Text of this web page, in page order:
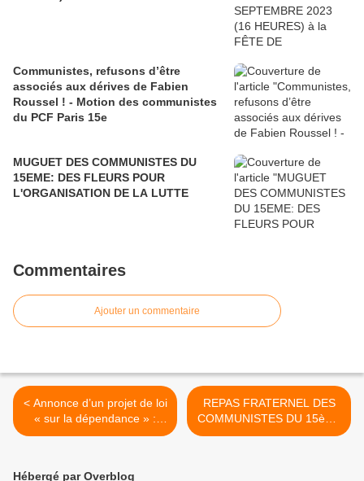
Communistes, refusons d’être
associés aux dérives de Fabien
Roussel ! - Motion des communistes
du PCF Paris 15e
MUGUET DES COMMUNISTES DU
15EME: DES FLEURS POUR
L'ORGANISATION DE LA LUTTE
Commentaires
Ajouter un commentaire
< Annonce d’un projet de loi
« sur la dépendance » :
graves menaces
REPAS FRATERNEL DES
COMMUNISTES DU 15ème
: INVITATION >
Hébergé par Overblog